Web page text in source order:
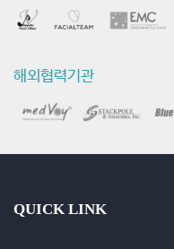
해외협력기관
QUICK LINK